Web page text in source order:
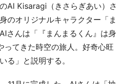
AI Kisaragi（きさらぎあい）さ
のオリジナルキャラクター「ま
さんは「『まんまるくん』は身
ってきた時空の旅人。好奇心旺
る」と説明する。